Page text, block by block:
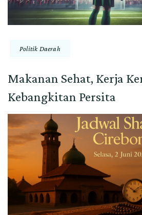
Politik Daerah
Makanan Sehat, Kerja
Kebangkitan Persita